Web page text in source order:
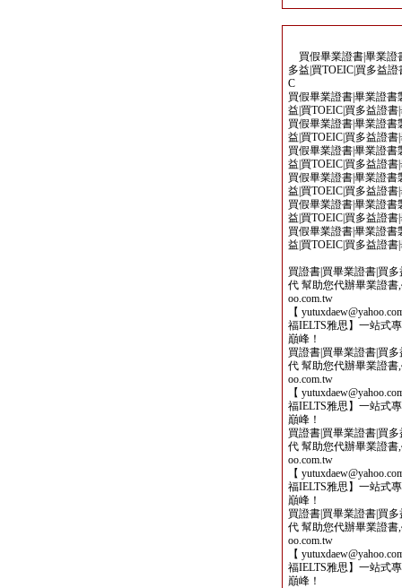
買假畢業證書|畢業證
多益|買TOEIC|買多益
C
買假畢業證書|畢業證書
益|買TOEIC|買多益證
買假畢業證書|畢業證書
益|買TOEIC|買多益證
買假畢業證書|畢業證書
益|買TOEIC|買多益證
買假畢業證書|畢業證書
益|買TOEIC|買多益證
買假畢業證書|畢業證書
益|買TOEIC|買多益證
買假畢業證書|畢業證書
益|買TOEIC|買多益證
買證書|買畢業證書|買
代 幫助您代辦畢業證書
oo.com.tw
【
福IELTS雅思】一站式
巔峰！
買證書|買畢業證書|買
代 幫助您代辦畢業證書
oo.com.tw
【
福IELTS雅思】一站式
巔峰！
買證書|買畢業證書|買
代 幫助您代辦畢業證書
oo.com.tw
【
福IELTS雅思】一站式
巔峰！
買證書|買畢業證書|買
代 幫助您代辦畢業證書
oo.com.tw
【
福IELTS雅思】一站式
巔峰！